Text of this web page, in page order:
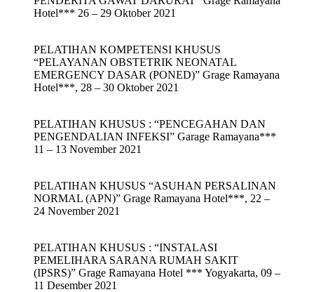
Hotel*** 26 – 29 Oktober 2021
PELATIHAN KOMPETENSI KHUSUS
“PELAYANAN OBSTETRIK NEONATAL
EMERGENCY DASAR (PONED)” Grage Ramayana
Hotel***, 28 – 30 Oktober 2021
PELATIHAN KHUSUS : “PENCEGAHAN DAN
PENGENDALIAN INFEKSI” Garage Ramayana***
11 – 13 November 2021
PELATIHAN KHUSUS “ASUHAN PERSALINAN
NORMAL (APN)” Grage Ramayana Hotel***, 22 –
24 November 2021
PELATIHAN KHUSUS : “INSTALASI
PEMELIHARA SARANA RUMAH SAKIT
(IPSRS)” Grage Ramayana Hotel *** Yogyakarta, 09 –
11 Desember 2021